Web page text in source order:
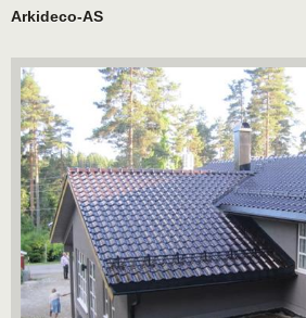
Arkideco-AS